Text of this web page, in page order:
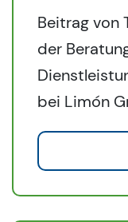
Beitrag von
der
bei Limón